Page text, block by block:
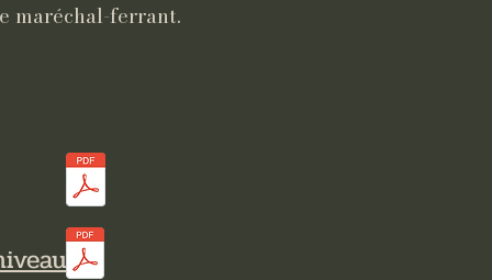
maréchal-ferrant.